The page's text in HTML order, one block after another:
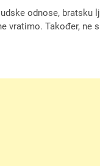
odnose, bratsku
vratimo. Također, ne